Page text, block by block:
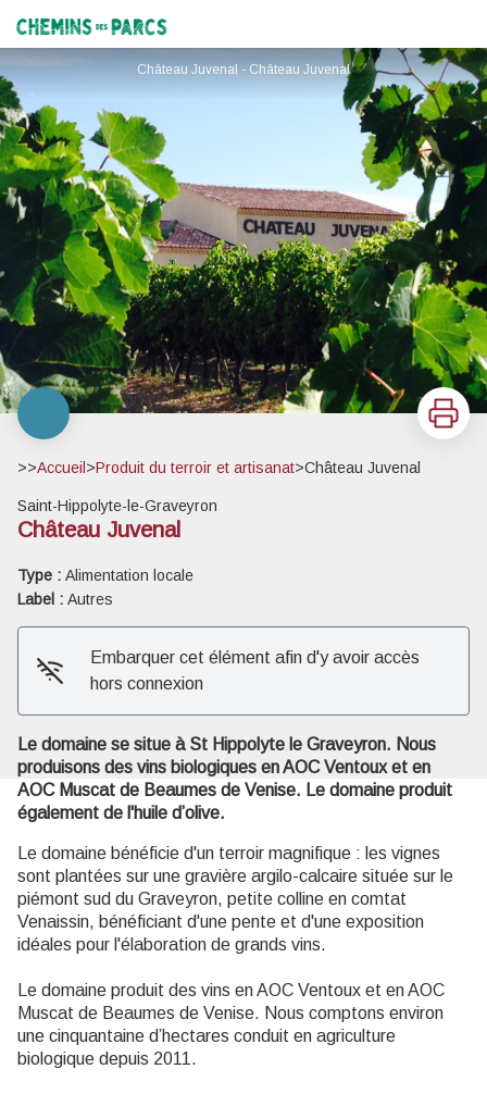
Chemins des Parcs
Château Juvenal - Château Juvenal
Imprimer
>>Accueil >Produit du terroir et artisanat>Château Juvenal
Saint-Hippolyte-le-Graveyron
Château Juvenal
Type : Alimentation locale
Label : Autres
Embarquer cet élément afin d'y avoir accès
hors connexion
Le domaine se situe à St Hippolyte le Graveyron. Nous
produisons des vins biologiques en AOC Ventoux et en
AOC Muscat de Beaumes de Venise. Le domaine produit
également de l'huile d’olive.
Le domaine bénéficie d'un terroir magnifique : les vignes
sont plantées sur une gravière argilo-calcaire située sur le
piémont sud du Graveyron, petite colline en comtat
Venaissin, bénéficiant d'une pente et d'une exposition
idéales pour l'élaboration de grands vins.
Le domaine produit des vins en AOC Ventoux et en AOC
Muscat de Beaumes de Venise. Nous comptons environ
une cinquantaine d’hectares conduit en agriculture
biologique depuis 2011.